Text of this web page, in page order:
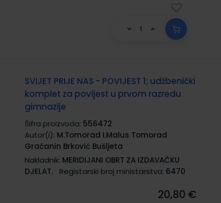
SVIJET PRIJE NAS - POVIJEST 1; udžbenički
komplet za povijest u prvom razredu
gimnazije
Šifra proizvoda: 556472
Autor(i): M.Tomorad I.Malus Tomorad
Gračanin Brković Bušljeta
Nakladnik: MERIDIJANI OBRT ZA IZDAVAČKU
DJELAT.
Registarski broj ministarstva: 6470
20,80 €